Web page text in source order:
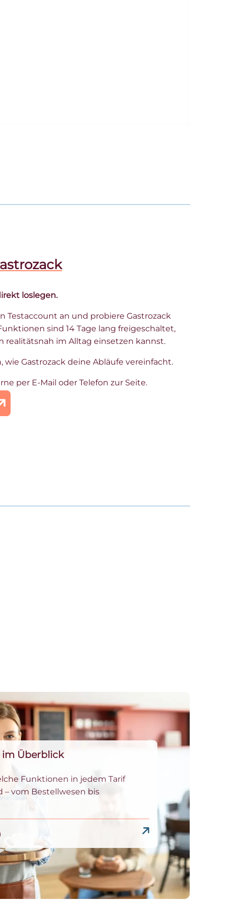
loslegen.
Testaccount an und probiere Gastrozack
sind 14 Tage lang freigeschaltet,
realitätsnah im Alltag einsetzen kannst.
wie Gastrozack deine Abläufe vereinfacht.
per E-Mail oder Telefon zur Seite.
Überblick
Funktionen in jedem Tarif
– vom Bestellwesen bis